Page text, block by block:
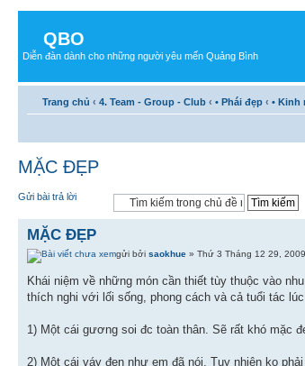
QBO
Diễn đàn dành cho những người yêu mến Quảng Bình
Trang chủ ‹ 4. Team - Group - Club ‹ • Phái đẹp ‹ • Kinh
MẶC ĐẸP
Gửi bài trả lời
MẶC ĐẸP
gửi bởi saokhue » Thứ 3 Tháng 12 29,
Khái niệm về những món cần thiết tùy thuộc vào
thích nghi với lối sống, phong cách và cả tuổi tác
1) Một cái gương soi đc toàn thân. Sẽ rất khó mặc
2) Một cái váy đen như em đã nói. Tuy nhiên ko